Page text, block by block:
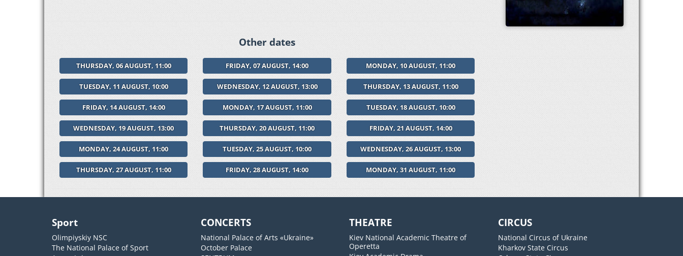
Other dates
THURSDAY, 06 AUGUST, 11:00 FRIDAY, 07 AUGUST, 14:00 MONDAY, 10 AUGUST, 11:00
TUESDAY, 11 AUGUST, 10:00 WEDNESDAY, 12 AUGUST, 13:00 THURSDAY, 13 AUGUST, 11:00
FRIDAY, 14 AUGUST, 14:00 MONDAY, 17 AUGUST, 11:00 TUESDAY, 18 AUGUST, 10:00
WEDNESDAY, 19 AUGUST, 13:00 THURSDAY, 20 AUGUST, 11:00 FRIDAY, 21 AUGUST, 14:00
MONDAY, 24 AUGUST, 11:00 TUESDAY, 25 AUGUST, 10:00 WEDNESDAY, 26 AUGUST, 13:00
THURSDAY, 27 AUGUST, 11:00 FRIDAY, 28 AUGUST, 14:00 MONDAY, 31 AUGUST, 11:00
Sport
Olimpiyskiy NSC
The National Palace of Sport
CONCERTS
National Palace of Arts «Ukraine»
October Palace
THEATRE
Kiev National Academic Theatre of
Operetta
CIRCUS
National Circus of Ukraine
Kharkov State Circus